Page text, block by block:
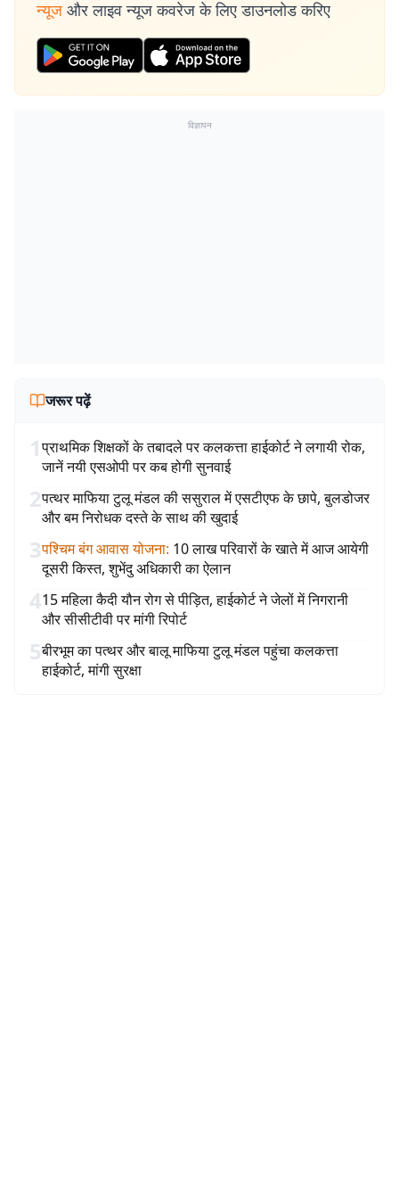
न्यूज और लाइव न्यूज कवरेज के लिए डाउनलोड करिए
विज्ञापन
जरूर पढ़ें
1प्राथमिक शिक्षकों के तबादले पर कलकत्ता हाईकोर्ट ने लगायी रोक,
जानें नयी एसओपी पर कब होगी सुनवाई
2पत्थर माफिया टुलू मंडल की ससुराल में एसटीएफ के छापे, बुलडोजर
और बम निरोधक दस्ते के साथ की खुदाई
3पश्चिम बंग आवास योजना: 10 लाख परिवारों के खाते में आज आयेगी
दूसरी किस्त, शुभेंदु अधिकारी का ऐलान
415 महिला कैदी यौन रोग से पीड़ित, हाईकोर्ट ने जेलों में निगरानी
और सीसीटीवी पर मांगी रिपोर्ट
5बीरभूम का पत्थर और बालू माफिया टुलू मंडल पहुंचा कलकत्ता
हाईकोर्ट, मांगी सुरक्षा